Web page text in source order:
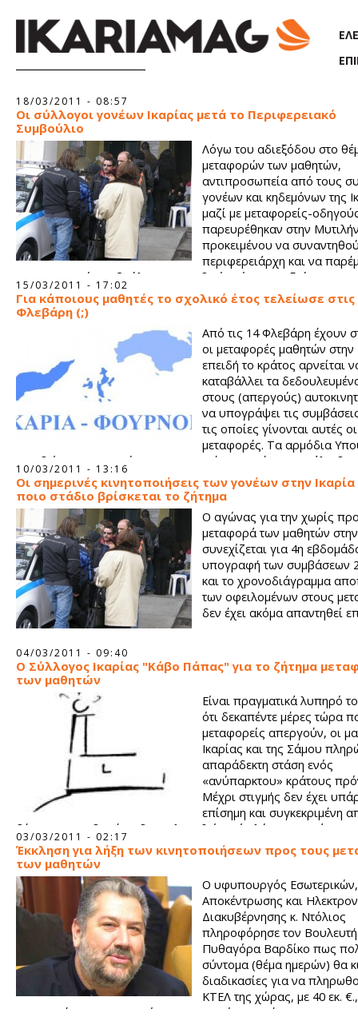
18/03/2011 - 08:57
Οι σύλλογοι γονέων Ικαρίας μετά το Περιφερειακό
Συμβούλιο
Λόγω του αδιεξόδου στο
μεταφορών των μαθητών,
αντιπροσωπεία από τους
γονέων και κηδεμόνων της
μαζί με μεταφορείς-
παρευρέθηκαν στην
προκειμένου να
περιφερειάρχη και να
περιφερειακό συμβούλιο με μοναδικό στόχο την εξεύρεση
λύσης. Είναι χαρακτηριστικό πως το πρόβλημά μας δεν είχε
στην ημερήσια διάταξη του περιφερειακού συμβουλίου και
συζητήθηκε εκτός ημερησίας διάταξης λόγω της παρέμβασής
15/03/2011 - 17:02
Για κάποιους μαθητές το σχολικό έτος τελείωσε στις
Φλεβάρη (;)
Από τις 14 Φλεβάρη έχουν
οι μεταφορές μαθητών στην
επειδή το κράτος αρνείται
καταβάλλει τα
στους (απεργούς)
να υπογράψει τις
τις οποίες γίνονται αυτές οι
μεταφορές. Τα αρμόδια
(Παιδείας, Εσωτερικών) και η Περιφέρεια σε ένα ρεσιτάλ
αναλγησίας, εδώ και ένα μήνα με προκλητικό τρόπο αγνοούν
διαμαρτυρίες της εκπαιδευτικής κοινότητας του νησιού και
προκαλώντας αισθήματα οργής δεν ανακοινώνουν καν, αν
λυθεί το πρόβλημα.
10/03/2011 - 13:16
Οι σημερινές κινητοποιήσεις των γονέων στην Ικαρία
ποιο στάδιο βρίσκεται το ζήτημα
Ο αγώνας για την χωρίς
μεταφορά των μαθητών στην
συνεχίζεται για 4η
υπογραφή των συμβάσεων
και το χρονοδιάγραμμα
των οφειλομένων στους
δεν έχει ακόμα απαντηθεί
04/03/2011 - 09:40
Ο Σύλλογος Ικαρίας "Κάβο Πάπας" για το ζήτημα
των μαθητών
Είναι πραγματικά λυπηρό
ότι δεκαπέντε μέρες τώρα
μεταφορείς απεργούν, οι
Ικαρίας και της Σάμου
απαράδεκτη στάση ενός
«ανύπαρκτου» κράτους
Μέχρι στιγμής δεν έχει
επίσημη και συγκεκριμένη
δέσμευση και δεν έχει δρομολογηθεί καμία λύση σχετικά με
των μαθητών στα σχολεία. Οι μεταφορείς από τη μεριά τους
ότι δεν ξεκινούν πριν να υπογραφούν οι νέες συμβάσεις.
03/03/2011 - 02:17
Έκκληση για λήξη των κινητοποιήσεων προς τους
των μαθητών
Ο υφυπουργός Εσωτερικών,
Αποκέντρωσης και
Διακυβέρνησης κ. Ντόλιος
πληροφόρησε τον
Πυθαγόρα Βαρδίκο πως
σύντομα (θέμα ημερών) θα
διαδικασίες για να
ΚΤΕΛ της χώρας, με 40 εκ.
μεταφορές του 2011. Οι όποιες εκκρεμότητες μέχρι και το